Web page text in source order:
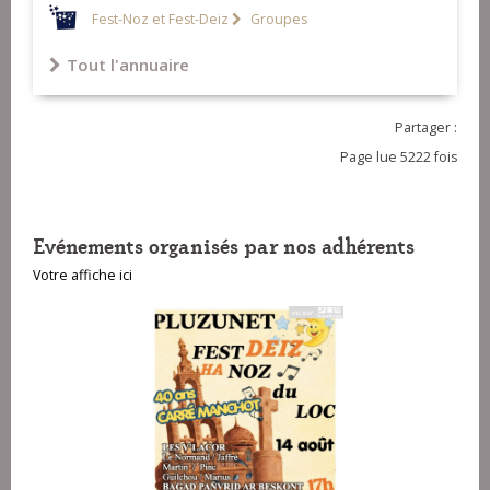
Fest-Noz et Fest-Deiz Groupes
Tout l'annuaire
Partager :
Page lue 5222 fois
Evénements organisés par nos adhérents
Votre affiche ici